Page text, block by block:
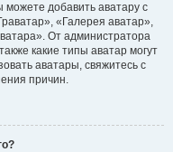
добавить аватару с
«Галерея аватар»,
От администратора
какие типы аватар могут
аватары, свяжитесь с
причин.